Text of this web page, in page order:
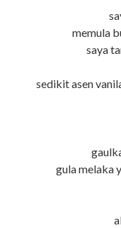
memula
saya
sedikit asen
gula melaka